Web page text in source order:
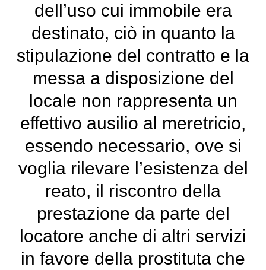
dell’uso cui immobile era
destinato, ciò in quanto la
stipulazione del contratto e la
messa a disposizione del
locale non rappresenta un
effettivo ausilio al meretricio,
essendo necessario, ove si
voglia rilevare l’esistenza del
reato, il riscontro della
prestazione da parte del
locatore anche di altri servizi
in favore della prostituta che